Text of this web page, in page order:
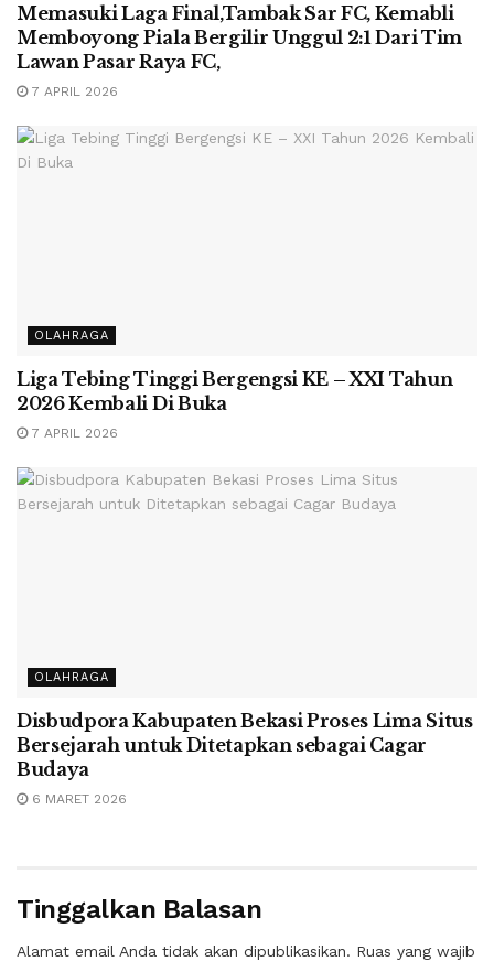
Memasuki Laga Final,Tambak Sar FC, Kemabli
Memboyong Piala Bergilir Unggul 2:1 Dari Tim
Lawan Pasar Raya FC,
7 APRIL 2026
OLAHRAGA
Liga Tebing Tinggi Bergengsi KE – XXI Tahun
2026 Kembali Di Buka
7 APRIL 2026
OLAHRAGA
Disbudpora Kabupaten Bekasi Proses Lima Situs
Bersejarah untuk Ditetapkan sebagai Cagar
Budaya
6 MARET 2026
Tinggalkan Balasan
Alamat email Anda tidak akan dipublikasikan. Ruas yang wajib